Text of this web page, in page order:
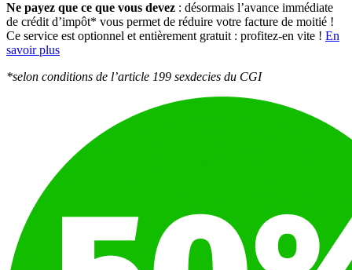
Ne payez que ce que vous devez : désormais l’avance immédiate
de crédit d’impôt* vous permet de réduire votre facture de moitié !
Ce service est optionnel et entièrement gratuit : profitez-en vite ! En
savoir plus
*selon conditions de l’article 199 sexdecies du CGI